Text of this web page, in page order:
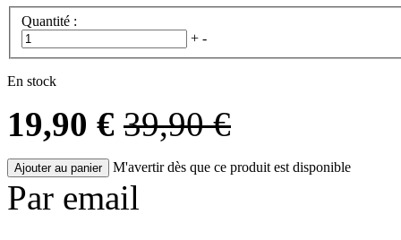
Quantité :
+ -
En stock
19,90 € 39,90 €
Ajouter au panier M'avertir dès que ce produit est disponible
Par email